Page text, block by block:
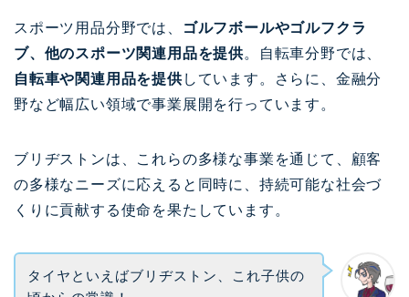
スポーツ用品分野では、
ゴルフボールやゴルフクラ
ブ、他のスポーツ関連用品を提供。自転車分野では、
自転車や関連用品を提供しています。さらに、金融分
野など幅広い領域で事業展開を行っています。
ブリヂストンは、これらの多様な事業を通じて、顧客
の多様なニーズに応えると同時に、持続可能な社会づ
くりに貢献する使命を果たしています。
タイヤといえばブリヂストン、これ子供の